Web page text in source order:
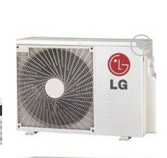
Add to
Wishlist